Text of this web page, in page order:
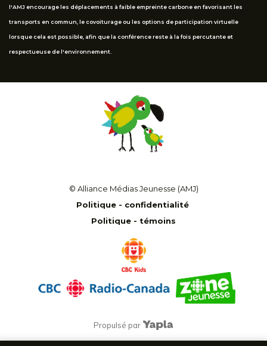
l'AMJ encourage les déplacements à faible empreinte carbone en favorisant les
transports en commun, le covoiturage ou les options de participation virtuelle
lorsque cela est possible, afin que la conférence reste à la fois percutante et
respectueuse de l'environnement.
© Alliance Médias Jeunesse (AMJ)
Politique - confidentialité
Politique - témoins
Propulsé par